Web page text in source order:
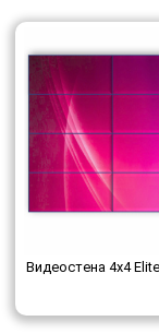
Видеостена 4x4